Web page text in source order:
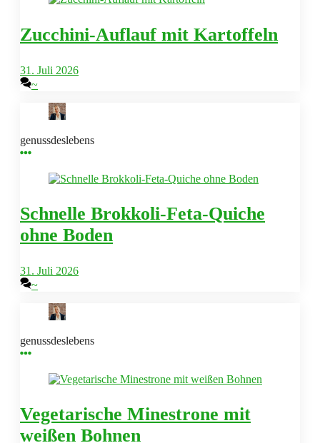
Zucchini-Auflauf mit Kartoffeln
31. Juli 2026
~
genussdeslebens
Schnelle Brokkoli-Feta-Quiche
ohne Boden
31. Juli 2026
~
genussdeslebens
Vegetarische Minestrone mit
weißen Bohnen